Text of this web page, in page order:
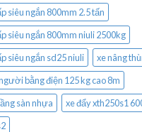
siêu ngắn 800mm 2.5 tấn
siêu ngắn 800mm niuli 2500kg
siêu ngắn sd25 niuli
xe nâng
bằng điện 125 kg cao 8m
sàn nhựa
xe đẩy xth250s1